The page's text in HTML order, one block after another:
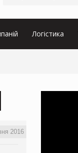
Логістика
2016